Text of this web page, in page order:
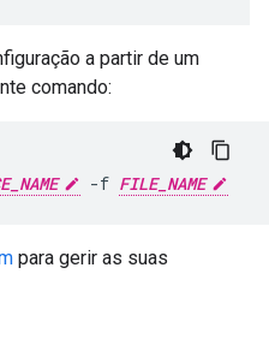
a partir de um
comando:
-f FILE_NAME
para gerir as suas